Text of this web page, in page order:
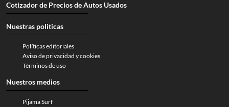
Cotizador de Precios de Autos Usados
Nuestras politicas
Políticas editoriales
Aviso de privacidad y cookies
Términos de uso
Nuestros medios
Pijama Surf